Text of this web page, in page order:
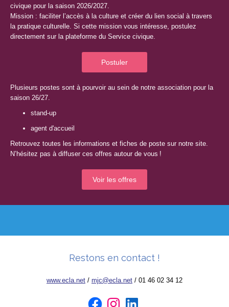
civique pour la saison 2026/2027.
Mission : faciliter l’accès à la culture et créer du lien social à travers
la pratique culturelle. Si cette mission vous intéresse, postulez
directement sur la plateforme du Service civique.
Postuler
Plusieurs postes sont à pourvoir au sein de notre association pour la
saison 26/27.
stand-up
agent d'accueil
Retrouvez toutes les informations et fiches de poste sur notre site.
N’hésitez pas à diffuser ces offres autour de vous !
Voir les offres
Restons en contact !
www.ecla.net / mjc@ecla.net / 01 46 02 34 12